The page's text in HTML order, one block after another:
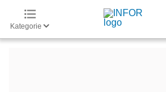
Kategorie